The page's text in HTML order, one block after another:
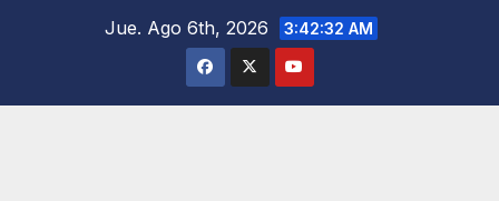
Jue. Ago 6th, 2026 3:42:34 AM